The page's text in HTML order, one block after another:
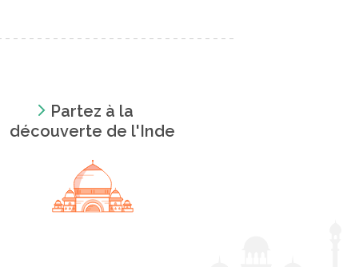
Partez à la
découverte de l'Inde